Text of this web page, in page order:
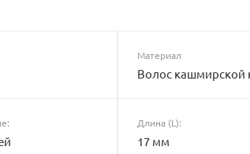
Материал
Волос кашмирской
Длина (L):
17 мм